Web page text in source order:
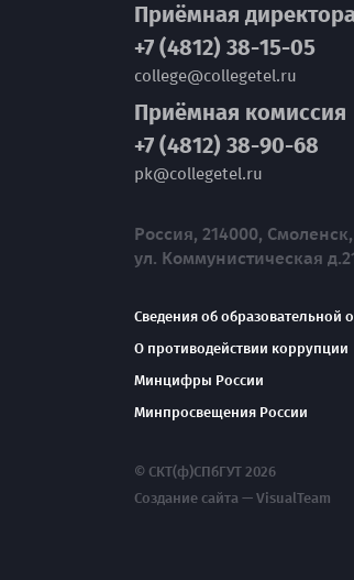
Приёмная
+7 (4812) 38-15-05
college@collegetel.ru
Приёмная комиссия
+7 (4812) 38-90-68
pk@collegetel.ru
Россия, 214000, Смоленск,
ул. Коммунистическая
Сведения об образовательной
О противодействии коррупции
Минцифры России
Минпросвещения России
© СКТ(ф)СПбГУТ 2026
Создание сайта — VisualTeam